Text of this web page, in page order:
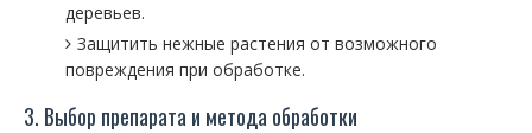
деревьев.
Защитить нежные растения от возможного
повреждения при обработке.
3. Выбор препарата и метода обработки